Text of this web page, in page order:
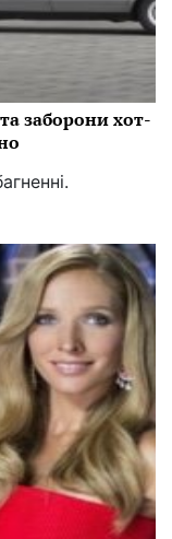
заборони хот-